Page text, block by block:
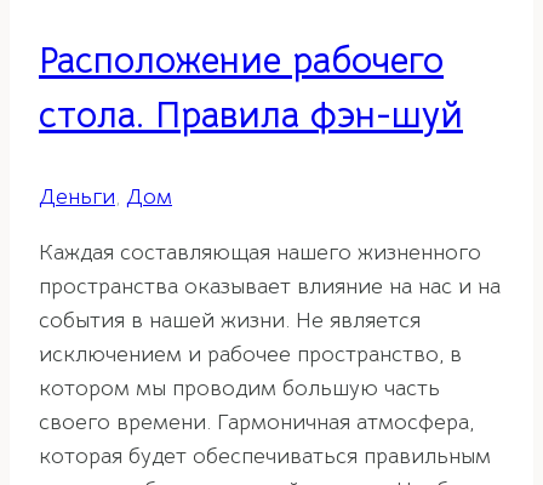
Расположение рабочего
стола. Правила фэн-шуй
Деньги, Дом
Каждая составляющая нашего жизненного
пространства оказывает влияние на нас и на
события в нашей жизни. Не является
исключением и рабочее пространство, в
котором мы проводим большую часть
своего времени. Гармоничная атмосфера,
которая будет обеспечиваться правильным